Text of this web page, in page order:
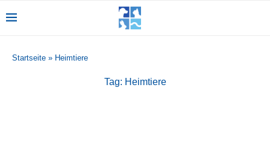
Startseite » Heimtiere
Tag: Heimtiere